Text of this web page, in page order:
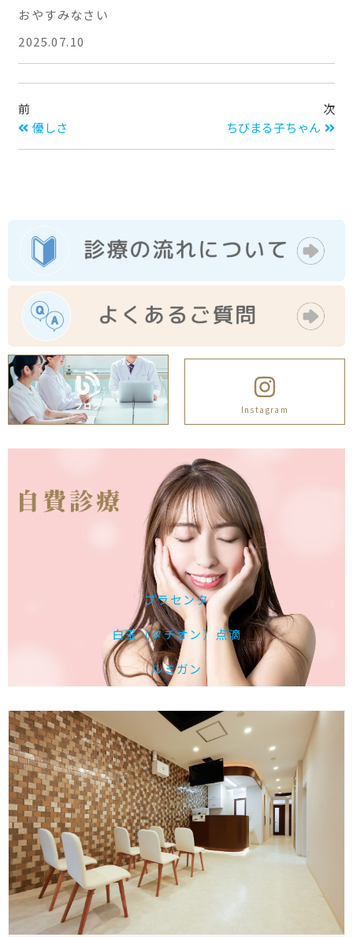
おやすみなさい
2025.07.10
前
優しさ
次
ちびまる子ちゃん
ブログ Instagram
自費診療
プラセンタ
白玉（タチオン）点滴
ルミガン